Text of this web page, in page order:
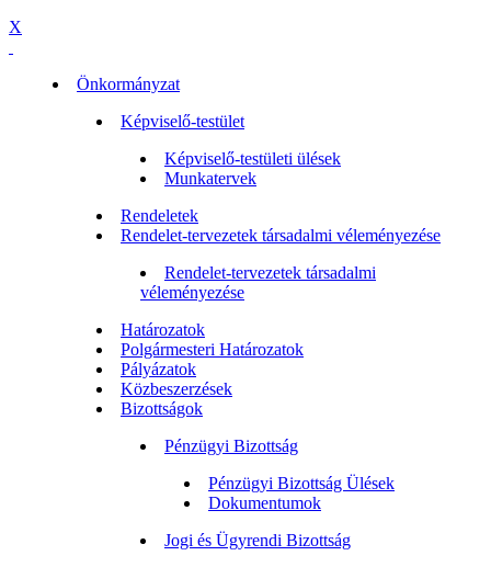
X
Önkormányzat
Képviselő-testület
Képviselő-testületi ülések
Munkatervek
Rendeletek
Rendelet-tervezetek társadalmi véleményezése
Rendelet-tervezetek társadalmi
véleményezése
Határozatok
Polgármesteri Határozatok
Pályázatok
Közbeszerzések
Bizottságok
Pénzügyi Bizottság
Pénzügyi Bizottság Ülések
Dokumentumok
Jogi és Ügyrendi Bizottság